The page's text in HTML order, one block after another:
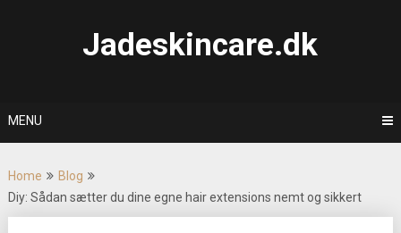
Jadeskincare.dk
MENU
Home
Blog
Diy: Sådan sætter du dine egne hair extensions nemt og sikkert